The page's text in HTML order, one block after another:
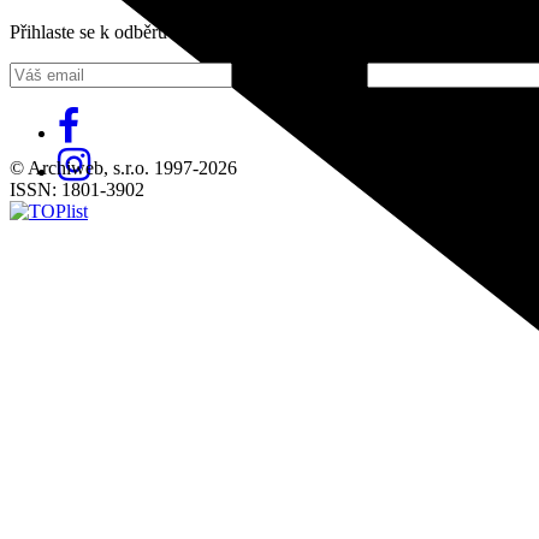
Přihlaste se k odběru našeho pravidelného týdenního newsletteru:
© Archiweb, s.r.o. 1997-2026
ISSN: 1801-3902